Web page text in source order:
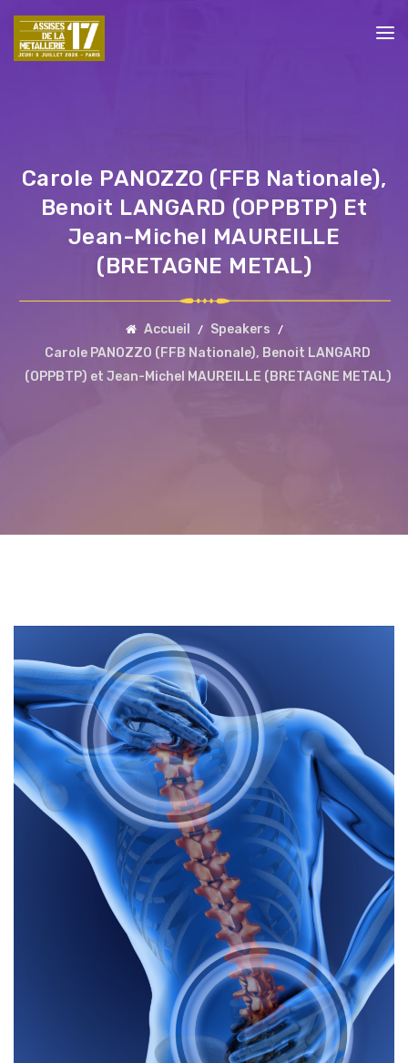
Carole PANOZZO (FFB Nationale),
Benoit LANGARD (OPPBTP) Et
Jean-Michel MAUREILLE
(BRETAGNE METAL)
Accueil
Speakers
Carole PANOZZO (FFB Nationale), Benoit LANGARD
(OPPBTP) et Jean-Michel MAUREILLE (BRETAGNE METAL)